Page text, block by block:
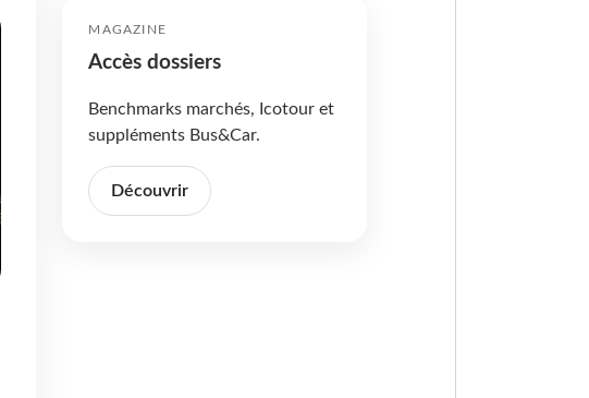
MAGAZINE
Accès dossiers
Benchmarks marchés, Icotour et
suppléments Bus&Car.
Découvrir